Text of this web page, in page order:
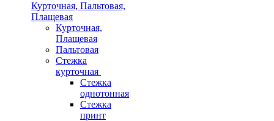
Курточная, Пальтовая,
Плащевая
Курточная,
Плащевая
Пальтовая
Стежка
курточная
Стежка
однотонная
Стежка
принт